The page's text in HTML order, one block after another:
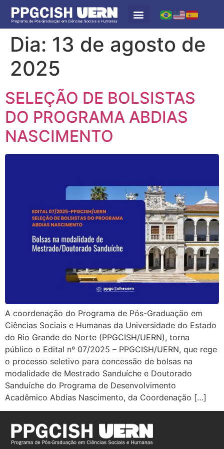
Dia: 13 de agosto de
2025
SELEÇÃO DE BOLSISTAS
DO PROGRAMA ABDIAS
NASCIMENTO
A coordenação do Programa de Pós-Graduação em
Ciências Sociais e Humanas da Universidade do Estado
do Rio Grande do Norte (PPGCISH/UERN), torna
público o Edital nº 07/2025 – PPGCISH/UERN, que rege
o processo seletivo para concessão de bolsas na
modalidade de Mestrado Sanduíche e Doutorado
Sanduíche do Programa de Desenvolvimento
Acadêmico Abdias Nascimento, da Coordenação […]